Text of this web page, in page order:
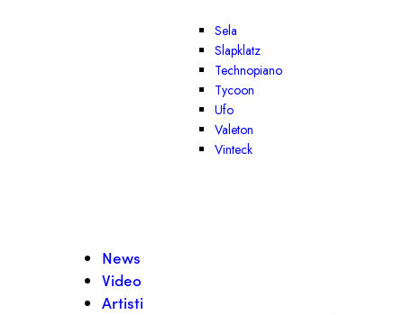
Sela
Slapklatz
Technopiano
Tycoon
Ufo
Valeton
Vinteck
News
Video
Artisti